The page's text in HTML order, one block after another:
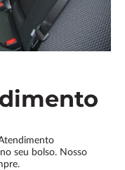
seu bolso. Nosso